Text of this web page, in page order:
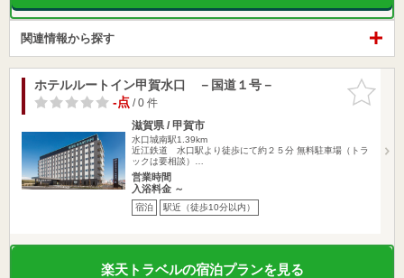
関連情報から探す
お気に入
りに追加
ホテルルートイン甲賀水口 －国道１号－
-点/ 0 件
滋賀県 / 甲賀市
水口城南駅1.39km
近江鉄道 水口駅より徒歩にて約２５分 無料駐車場（トラ
ックは要相談）…
営業時間
入浴料金 ～
宿泊 駅近（徒歩10分以内）
楽天トラベルの宿泊プランを見る